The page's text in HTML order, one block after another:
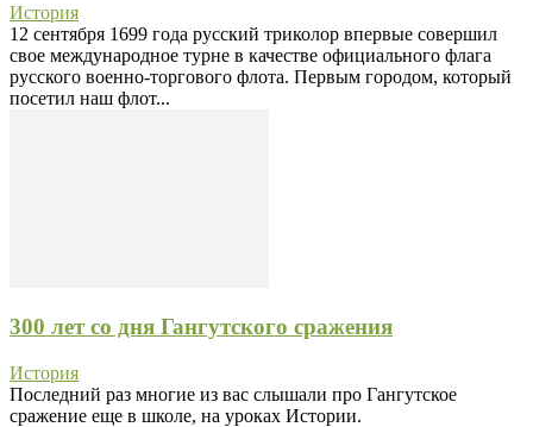
История
12 сентября 1699 года русский триколор впервые совершил
свое международное турне в качестве официального флага
русского военно-торгового флота. Первым городом, который
посетил наш флот...
300 лет со дня Гангутского сражения
История
Последний раз многие из вас слышали про Гангутское
сражение еще в школе, на уроках Истории.